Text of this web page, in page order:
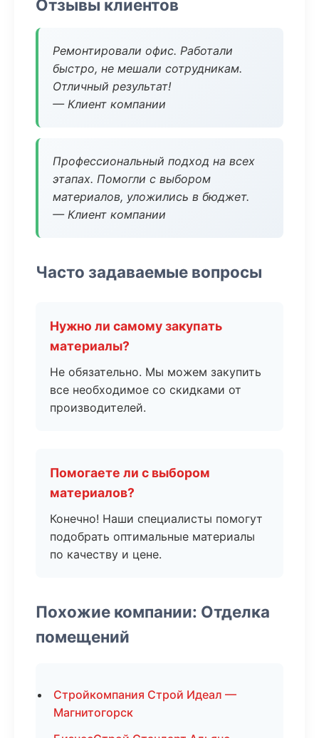
Отзывы клиентов
Ремонтировали офис. Работали
быстро, не мешали сотрудникам.
Отличный результат!
— Клиент компании
Профессиональный подход на всех
этапах. Помогли с выбором
материалов, уложились в бюджет.
— Клиент компании
Часто задаваемые вопросы
Нужно ли самому закупать
материалы?
Не обязательно. Мы можем закупить
все необходимое со скидками от
производителей.
Помогаете ли с выбором
материалов?
Конечно! Наши специалисты помогут
подобрать оптимальные материалы
по качеству и цене.
Похожие компании: Отделка
помещений
Стройкомпания Строй Идеал —
Магнитогорск